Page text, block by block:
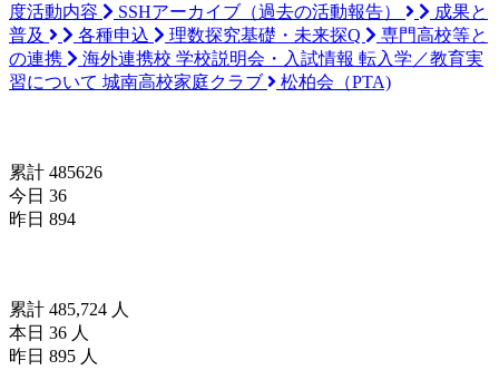
度活動内容
SSHアーカイブ（過去の活動報告）
成果と
普及
各種申込 理数探究基礎・未来探Q
専門高校等と
の連携
海外連携校 学校説明会・入試情報 転入学／教育実
習について 城南高校家庭クラブ 松柏会（PTA)
累計 485626
今日 36
昨日 894
累計 485,724 人
本日 36 人
昨日 895 人